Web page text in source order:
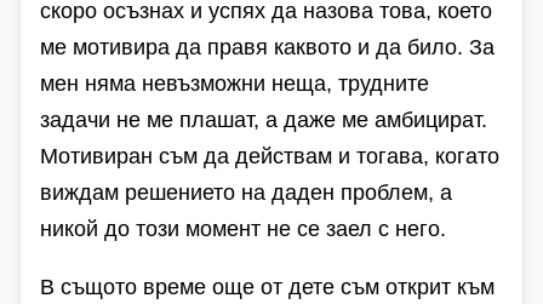
скоро осъзнах и успях да назова това, което
ме мотивира да правя каквото и да било. За
мен няма невъзможни неща, трудните
задачи не ме плашат, а даже ме амбицират.
Мотивиран съм да действам и тогава, когато
виждам решението на даден проблем, а
никой до този момент не се заел с него.
В същото време още от дете съм открит към